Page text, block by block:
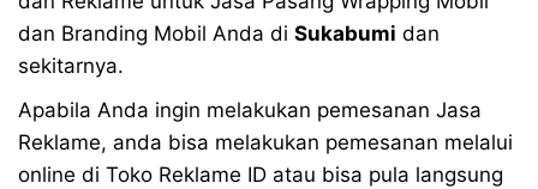
dan Branding Mobil Anda di Sukabumi dan
sekitarnya.
Apabila Anda ingin melakukan pemesanan Jasa
Reklame, anda bisa melakukan pemesanan melalui
online di Toko Reklame ID atau bisa pula langsung